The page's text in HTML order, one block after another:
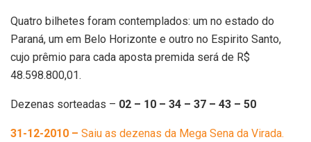
Quatro bilhetes foram contemplados: um no estado do
Paraná, um em Belo Horizonte e outro no Espirito Santo,
cujo prêmio para cada aposta premida será de R$
48.598.800,01.
Dezenas sorteadas – 02 – 10 – 34 – 37 – 43 – 50
31-12-2010 – Saiu as dezenas da Mega Sena da Virada.